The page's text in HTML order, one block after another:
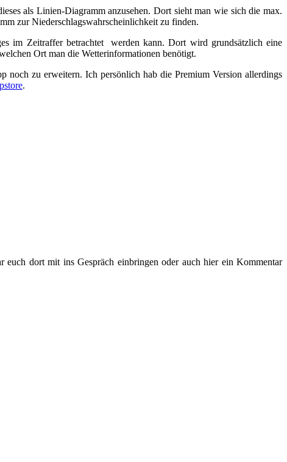
als Linien-Diagramm anzusehen. Dort sieht man wie sich die max.
zur Niederschlagswahrscheinlichkeit zu finden.
im Zeitraffer betrachtet werden kann. Dort wird grundsätzlich eine
Ort man die Wetterinformationen benötigt.
noch zu erweitern. Ich persönlich hab die Premium Version allerdings
.
dort mit ins Gespräch einbringen oder auch hier ein Kommentar